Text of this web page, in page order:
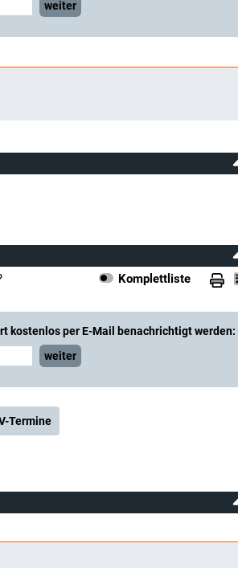
weiter
Komplettliste
kostenlos per E-Mail benachrichtigt werden:
weiter
Termine